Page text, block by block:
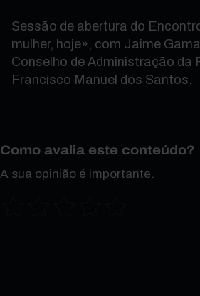
Sessão de abertura do
mulher, hoje», com Jaime
Conselho de Administração da
Francisco Manuel dos Santos.
Como avalia este conteúdo?
A sua opinião é importante.